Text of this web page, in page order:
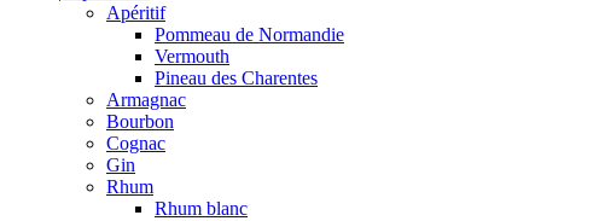
Apéritif
Pommeau de Normandie
Vermouth
Pineau des Charentes
Armagnac
Bourbon
Cognac
Gin
Rhum
Rhum blanc